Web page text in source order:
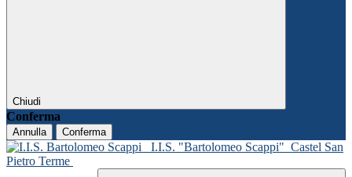
Chiudi
Conferma
Annulla Conferma
I.I.S. "Bartolomeo Scappi" Castel San
Pietro Terme